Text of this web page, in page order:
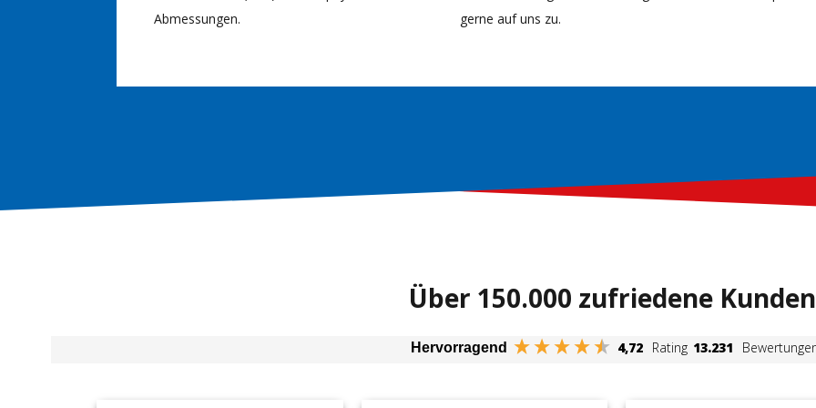
Abmessungen.
gerne auf uns zu.
Über 150.000 zufriedene Kunden
Hervorragend 4,72 Rating 13.231